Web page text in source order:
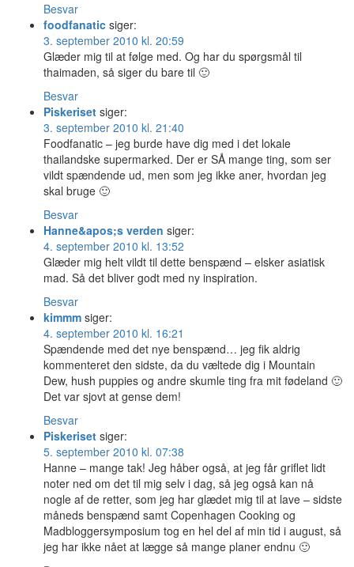
Besvar
foodfanatic siger:
3. september 2010 kl. 20:59
Glæder mig til at følge med. Og har du spørgsmål til
thaimaden, så siger du bare til 🙂
Besvar
Piskeriset siger:
3. september 2010 kl. 21:40
Foodfanatic – jeg burde have dig med i det lokale
thailandske supermarked. Der er SÅ mange ting, som ser
vildt spændende ud, men som jeg ikke aner, hvordan jeg
skal bruge 🙂
Besvar
Hanne&apos;s verden siger:
4. september 2010 kl. 13:52
Glæder mig helt vildt til dette benspænd – elsker asiatisk
mad. Så det bliver godt med ny inspiration.
Besvar
kimmm siger:
4. september 2010 kl. 16:21
Spændende med det nye benspænd… jeg fik aldrig
kommenteret den sidste, da du væltede dig i Mountain
Dew, hush puppies og andre skumle ting fra mit fødeland 🙂
Det var sjovt at gense dem!
Besvar
Piskeriset siger:
5. september 2010 kl. 07:38
Hanne – mange tak! Jeg håber også, at jeg får griflet lidt
noter ned om det til mig selv i dag, så jeg også kan nå
nogle af de retter, som jeg har glædet mig til at lave – sidste
måneds benspænd samt Copenhagen Cooking og
Madbloggersymposium tog en hel del af min tid i august, så
jeg har ikke nået at lægge så mange planer endnu 🙂